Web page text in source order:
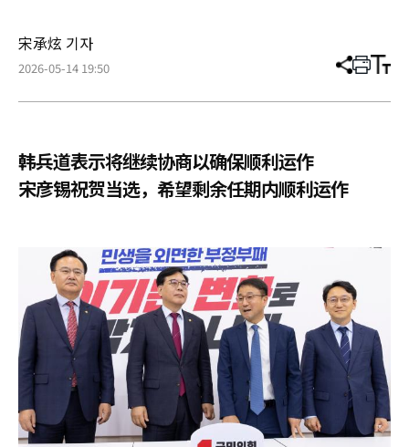
宋承炫 기자
2026-05-14 19:50 分
章
打 调
小
韩兵道表示将继续协商以确保顺利运作
宋彦锡祝贺当选，希望剩余任期内顺利运作